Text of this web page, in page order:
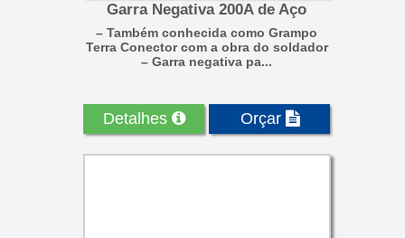
Garra Negativa 200A de Aço
– Também conhecida como Grampo
Terra Conector com a obra do soldador
– Garra negativa pa...
Detalhes Orçar